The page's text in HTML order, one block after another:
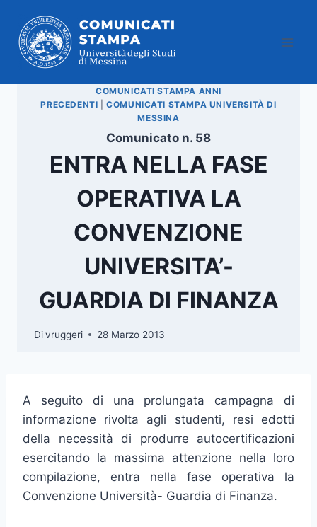
contenuto
COMUNICATI STAMPA ANNI
PRECEDENTI |COMUNICATI STAMPA UNIVERSITÀ DI
MESSINA
Comunicato n. 58
ENTRA NELLA FASE
OPERATIVA LA
CONVENZIONE
UNIVERSITA’-
GUARDIA DI FINANZA
Divruggeri 28 Marzo 2013
A seguito di una prolungata campagna di
informazione rivolta agli studenti, resi edotti
della necessità di produrre autocertificazioni
esercitando la massima attenzione nella loro
compilazione, entra nella fase operativa la
Convenzione Università- Guardia di Finanza.